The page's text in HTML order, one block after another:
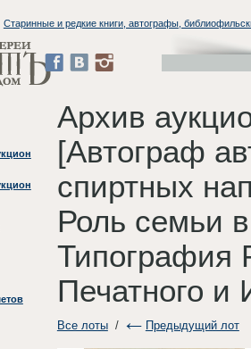
Старинные и редкие книги, автографы,
Архив
[Автограф
спиртных
Роль семьи
Типография
Печатного и
Все лоты/ Предыдущий лот